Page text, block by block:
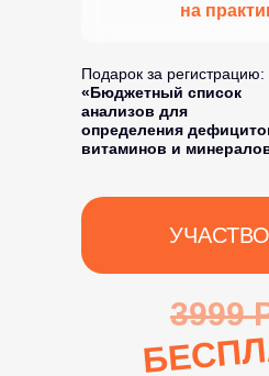
3999
Подарок за регистрацию:
«Бюджетный список
анализов для
определения
витаминов и
на